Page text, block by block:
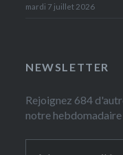
mardi 7 juillet 2026
NEWSLETTER
Rejoignez 684
notre